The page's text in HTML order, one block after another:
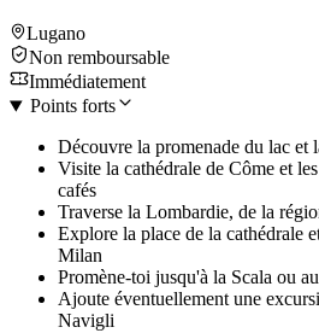
Lugano
Non remboursable
Immédiatement
Points forts
Découvre la promenade du lac
Visite la cathédrale de Côme et
cafés
Traverse la Lombardie, de la
Explore la place de la cathédrale
Milan
Promène-toi jusqu'à la Scala ou
Ajoute éventuellement une
Navigli